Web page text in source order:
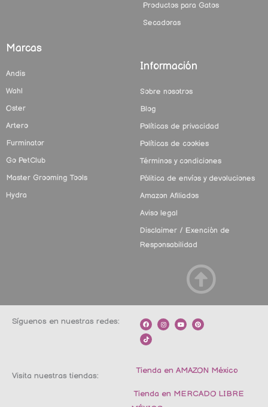
Productos para Gatos
Secadoras
Marcas
Andis
Wahl
Oster
Artero
Furminator
Go PetClub
Master Grooming Tools
Hydra
Información
Sobre nosotros
Blog
Políticas de privacidad
Políticas de cookies
Términos y condiciones
Pólitica de envíos y devoluciones
Amazon Afiliados
Aviso legal
Disclaimer / Exención de
Responsabilidad
Síguenos en nuestras redes:
F
a
c
e
b
I
n
s
m
Y
o
u
P
i
n
t
T
i
k
t
o
Visita nuestras tiendas:
Tienda en AMAZON México
Tienda en MERCADO LIBRE